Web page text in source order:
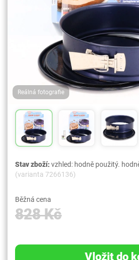
Reálná fotografie
Stav zboží:vzhled: hodně použitý.
(varianta 7266136)
Běžná cena
828 Kč
Vložit do